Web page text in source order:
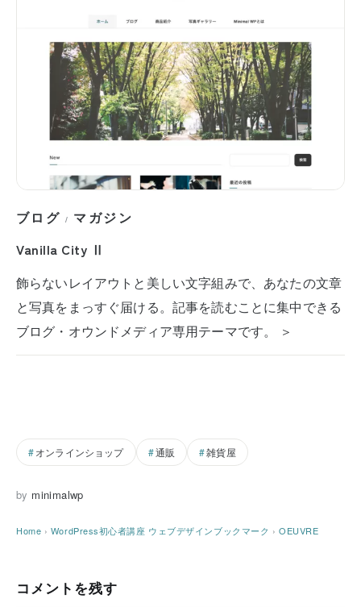
ブログ / マガジン
Vanilla City Ⅱ
飾らないレイアウトと美しい文字組みで、あなたの文章
と写真をまっすぐ届ける。記事を読むことに集中できる
ブログ・オウンドメディア専用テーマです。 ＞
オンラインショップ 通販 雑貨屋
by minimalwp
Home › WordPress初心者講座 ウェブデザインブックマーク › OEUVRE
コメントを残す